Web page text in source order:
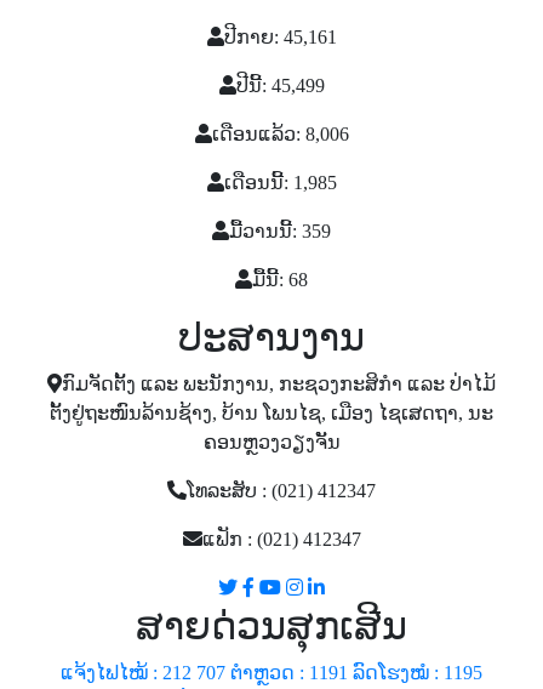
ປີກາຍ: 45,161
ປີນີ້: 45,499
ເດືອນແລ້ວ: 8,006
ເດືອນນີ້: 1,985
ມື້ວານນີ້: 359
ມື້ນີ້: 68
ປະສານງານ
ກົມຈັດຕັ້ງ ແລະ ພະນັກງານ, ກະຊວງກະສິກໍາ ແລະ ປ່າໄມ້
ຕັ້ງຢູ່ຖະໜົນລ້ານຊ້າງ, ບ້ານ ໂພນໄຊ, ເມືອງ ໄຊເສດຖາ, ນະ
ຄອນຫຼວງວຽງຈັັນ
ໂທລະສັບ : (021) 412347
ແຟັກ : (021) 412347
ສາຍດ່ວນສຸກເສີນ
ແຈ້ງໄຟໄໝ້ : 212 707 ຕຳຫຼວດ : 1191 ລົດໂຮງໝໍ : 1195